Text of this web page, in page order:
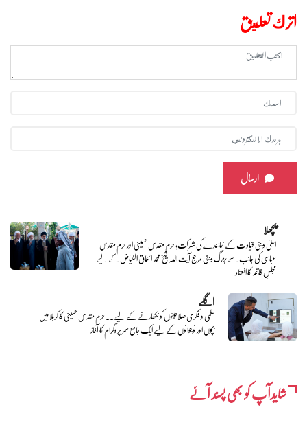
اترك تعليق
ارسال
پچھلا
اعلیٰ دینی قیادت کے نمائندے کی شرکت؛ حرم مقدس حسینی اور حرم مقدس
عباسی کی جانب سے بزرگ دینی مرجع آیت اللہ شیخ محمد اسحاق الفیاض کے لیے
مجلسِ فاتحہ کا انعقاد
اگلے
علمی و فکری صلاحیتوں کو نکھارنے کے لیے.. حرم مقدس حسینی کا کربلا میں
بچوں اور نوجوانوں کے لیے ایک جامع سمر پروگرام کا آغاز
شایدآپ کو بھی پسند آئے